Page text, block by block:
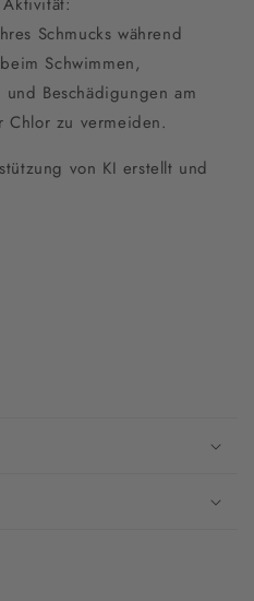
Schmucks während
Schwimmen,
Beschädigungen am
Chlor zu vermeiden.
von KI erstellt und